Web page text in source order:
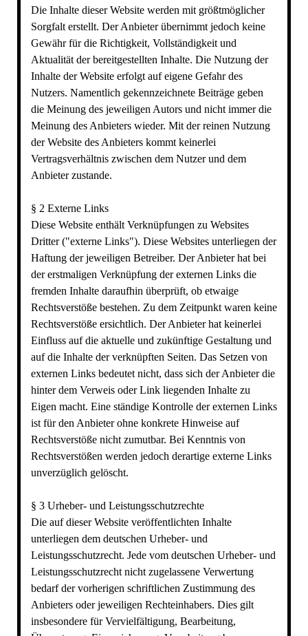
Die Inhalte dieser Website werden mit größtmöglicher
Sorgfalt erstellt. Der Anbieter übernimmt jedoch keine
Gewähr für die Richtigkeit, Vollständigkeit und
Aktualität der bereitgestellten Inhalte. Die Nutzung der
Inhalte der Website erfolgt auf eigene Gefahr des
Nutzers. Namentlich gekennzeichnete Beiträge geben
die Meinung des jeweiligen Autors und nicht immer die
Meinung des Anbieters wieder. Mit der reinen Nutzung
der Website des Anbieters kommt keinerlei
Vertragsverhältnis zwischen dem Nutzer und dem
Anbieter zustande.
§ 2 Externe Links
Diese Website enthält Verknüpfungen zu Websites
Dritter ("externe Links"). Diese Websites unterliegen der
Haftung der jeweiligen Betreiber. Der Anbieter hat bei
der erstmaligen Verknüpfung der externen Links die
fremden Inhalte daraufhin überprüft, ob etwaige
Rechtsverstöße bestehen. Zu dem Zeitpunkt waren keine
Rechtsverstöße ersichtlich. Der Anbieter hat keinerlei
Einfluss auf die aktuelle und zukünftige Gestaltung und
auf die Inhalte der verknüpften Seiten. Das Setzen von
externen Links bedeutet nicht, dass sich der Anbieter die
hinter dem Verweis oder Link liegenden Inhalte zu
Eigen macht. Eine ständige Kontrolle der externen Links
ist für den Anbieter ohne konkrete Hinweise auf
Rechtsverstöße nicht zumutbar. Bei Kenntnis von
Rechtsverstößen werden jedoch derartige externe Links
unverzüglich gelöscht.
§ 3 Urheber- und Leistungsschutzrechte
Die auf dieser Website veröffentlichten Inhalte
unterliegen dem deutschen Urheber- und
Leistungsschutzrecht. Jede vom deutschen Urheber- und
Leistungsschutzrecht nicht zugelassene Verwertung
bedarf der vorherigen schriftlichen Zustimmung des
Anbieters oder jeweiligen Rechteinhabers. Dies gilt
insbesondere für Vervielfältigung, Bearbeitung,